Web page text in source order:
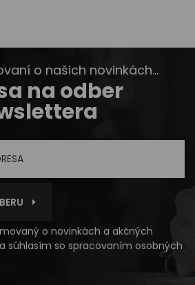
o našich novinkách...
na odber
o novinkách a akčných
súhlasím so spracovaním osobných